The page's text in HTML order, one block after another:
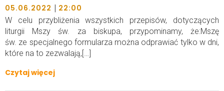
05.06.2022 | 22:00
W celu przybliżenia wszystkich przepisów, dotyczących
liturgii Mszy św. za biskupa, przypominamy, że:Mszę
św. ze specjalnego formularza można odprawiać tylko w dni,
które na to zezwalają,[…]
Czytaj więcej